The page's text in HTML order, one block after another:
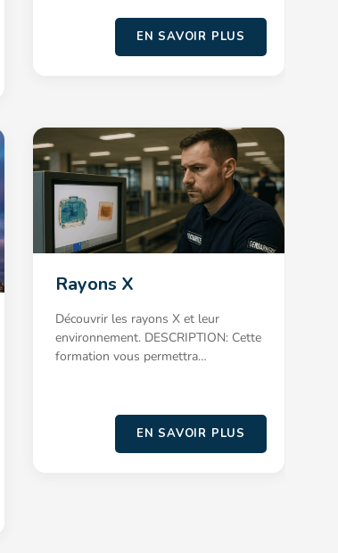
EN SAVOIR PLUS
Rayons X
Découvrir les rayons X et leur
environnement. DESCRIPTION: Cette
formation vous permettra…
EN SAVOIR PLUS